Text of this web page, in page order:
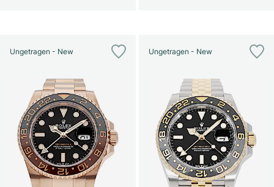
Ungetragen - New Ungetragen - New